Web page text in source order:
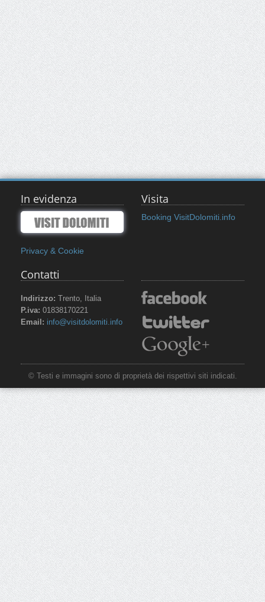
In evidenza
Privacy & Cookie
Visita
Booking VisitDolomiti.info
Contatti
Indirizzo: Trento, Italia
P.iva: 01838170221
Email: info@visitdolomiti.info
© Testi e immagini sono di proprietà dei rispettivi siti indicati.